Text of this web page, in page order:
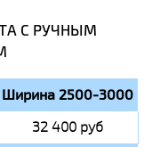
С РУЧНЫМ
Ширина 2500-3000
32 400 руб